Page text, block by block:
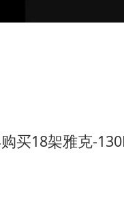
射“战斧”导弹，国防
《歌手2026》歌王
免费退改真的来了
买18架雅克-